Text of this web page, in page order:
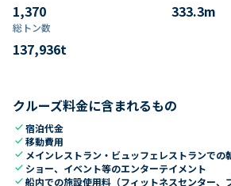
1,370 333.3m
総トン数​
137,936t
クルーズ料金に含まれるもの
check宿泊代金
check移動費用
check メインレストラン・ビュッフェレストランでの
check ショー、イベント等のエンターテイメント
check船内での施設使用料（フィットネスセンター、